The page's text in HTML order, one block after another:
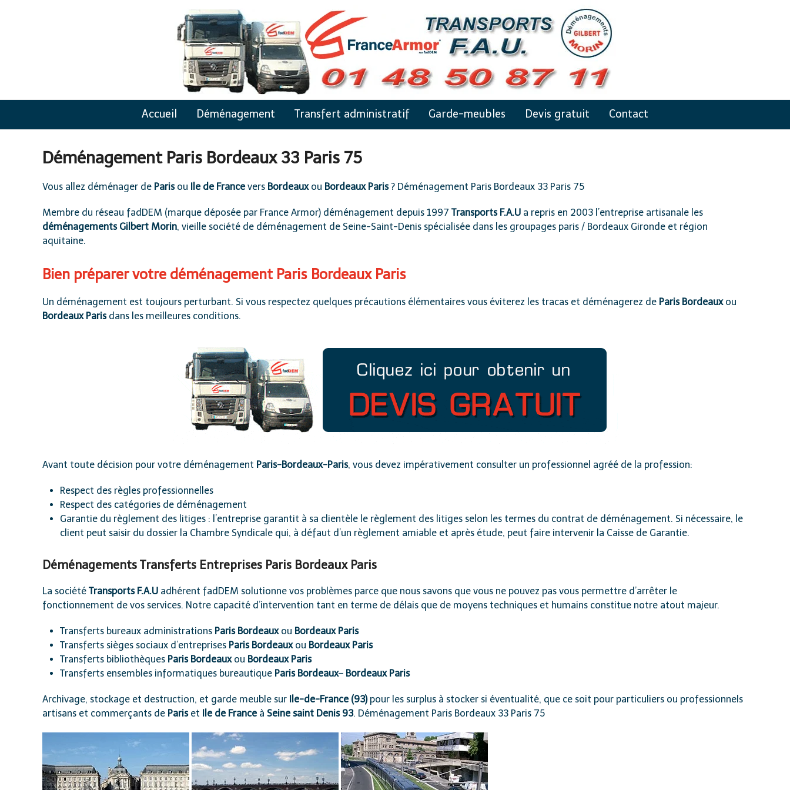
Accueil Déménagement Transfert administratif Garde-meubles Devis gratuit Contact
Déménagement Paris Bordeaux 33 Paris 75
Vous allez déménager de Parisou Ile de Francevers Bordeauxou Bordeaux Paris? Déménagement Paris Bordeaux 33 Paris 75
Membre du réseau fadDEM (marque déposée par France Armor) déménagement depuis 1997 Transports F.A.U a repris en 2003 l’entreprise artisanale les
déménagements Gilbert Morin, vieille société de déménagement de Seine-Saint-Denis spécialisée dans les groupages paris / Bordeaux Gironde et région
aquitaine.
Bien préparer votre déménagement Paris Bordeaux Paris
Un déménagement est toujours perturbant. Si vous respectez quelques précautions élémentaires vous éviterez les tracas et déménagerez de Paris Bordeauxou
Bordeaux Parisdans les meilleures conditions.
Avant toute décision pour votre déménagement Paris-Bordeaux-Paris, vous devez impérativement consulter un professionnel agréé de la profession:
Respect des règles professionnelles
Respect des catégories de déménagement
Garantie du règlement des litiges : l’entreprise garantit à sa clientèle le règlement des litiges selon les termes du contrat de déménagement. Si nécessaire, le
client peut saisir du dossier la Chambre Syndicale qui, à défaut d’un règlement amiable et après étude, peut faire intervenir la Caisse de Garantie.
Déménagements Transferts Entreprises Paris Bordeaux Paris
La société Transports F.A.U adhérent fadDEM solutionne vos problèmes parce que nous savons que vous ne pouvez pas vous permettre d’arrêter le
fonctionnement de vos services. Notre capacité d’intervention tant en terme de délais que de moyens techniques et humains constitue notre atout majeur.
Transferts bureaux administrations Paris Bordeauxou Bordeaux Paris
Transferts sièges sociaux d’entreprises Paris Bordeauxou Bordeaux Paris
Transferts bibliothèques Paris Bordeauxou Bordeaux Paris
Transferts ensembles informatiques bureautique Paris Bordeaux– Bordeaux Paris
Archivage, stockage et destruction, et garde meuble sur Ile-de-France (93)pour les surplus à stocker si éventualité, que ce soit pour particuliers ou professionnels
artisans et commerçants de Pariset Ile de Franceà Seine saint Denis 93. Déménagement Paris Bordeaux 33 Paris 75